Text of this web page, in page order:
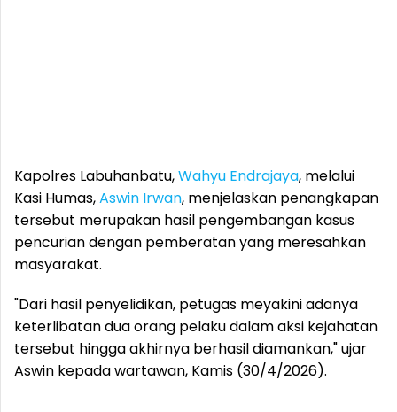
Kapolres Labuhanbatu,Wahyu Endrajaya, melalui
Kasi Humas,Aswin Irwan, menjelaskan penangkapan
tersebut merupakan hasil pengembangan kasus
pencurian dengan pemberatan yang meresahkan
masyarakat.
"Dari hasil penyelidikan, petugas meyakini adanya
keterlibatan dua orang pelaku dalam aksi kejahatan
tersebut hingga akhirnya berhasil diamankan," ujar
Aswin kepada wartawan, Kamis (30/4/2026).